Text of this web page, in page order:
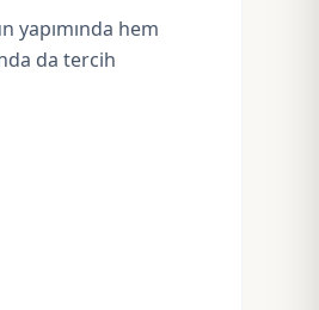
yapımında hem
da da tercih